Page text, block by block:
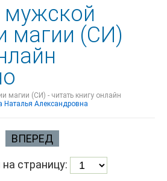
мужской
магии (СИ)
магии (СИ) - читать книгу онлайн
Наталья Александровна
ВПЕРЕД
страницу: